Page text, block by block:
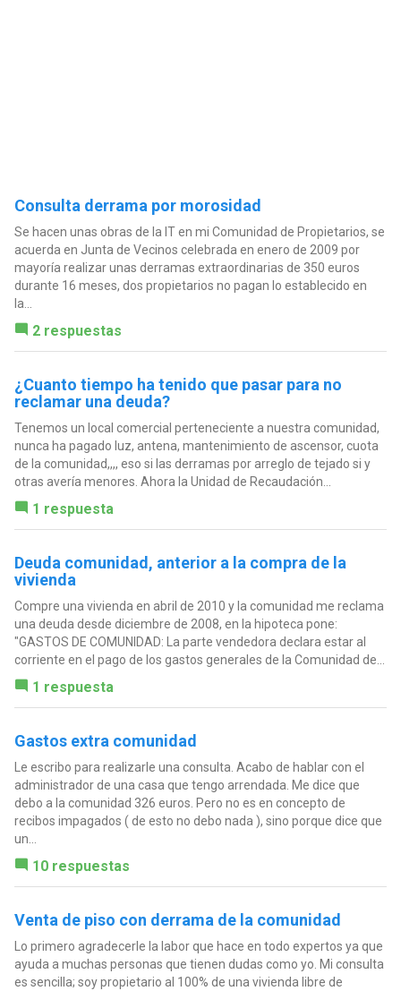
Consulta derrama por morosidad
Se hacen unas obras de la IT en mi Comunidad de Propietarios, se
acuerda en Junta de Vecinos celebrada en enero de 2009 por
mayoría realizar unas derramas extraordinarias de 350 euros
durante 16 meses, dos propietarios no pagan lo establecido en
la...
2 respuestas
¿Cuanto tiempo ha tenido que pasar para no
reclamar una deuda?
Tenemos un local comercial perteneciente a nuestra comunidad,
nunca ha pagado luz, antena, mantenimiento de ascensor, cuota
de la comunidad,,,, eso si las derramas por arreglo de tejado si y
otras avería menores. Ahora la Unidad de Recaudación...
1 respuesta
Deuda comunidad, anterior a la compra de la
vivienda
Compre una vivienda en abril de 2010 y la comunidad me reclama
una deuda desde diciembre de 2008, en la hipoteca pone:
"GASTOS DE COMUNIDAD: La parte vendedora declara estar al
corriente en el pago de los gastos generales de la Comunidad de...
1 respuesta
Gastos extra comunidad
Le escribo para realizarle una consulta. Acabo de hablar con el
administrador de una casa que tengo arrendada. Me dice que
debo a la comunidad 326 euros. Pero no es en concepto de
recibos impagados ( de esto no debo nada ), sino porque dice que
un...
10 respuestas
Venta de piso con derrama de la comunidad
Lo primero agradecerle la labor que hace en todo expertos ya que
ayuda a muchas personas que tienen dudas como yo. Mi consulta
es sencilla; soy propietario al 100% de una vivienda libre de